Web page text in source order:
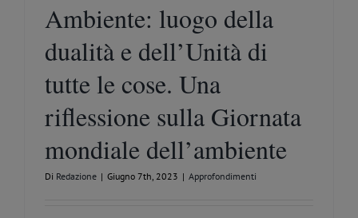
Ambiente: luogo della
dualità e dell’Unità di
tutte le cose. Una
riflessione sulla Giornata
mondiale dell’ambiente
Di Redazione | Giugno 7th, 2023 | Approfondimenti